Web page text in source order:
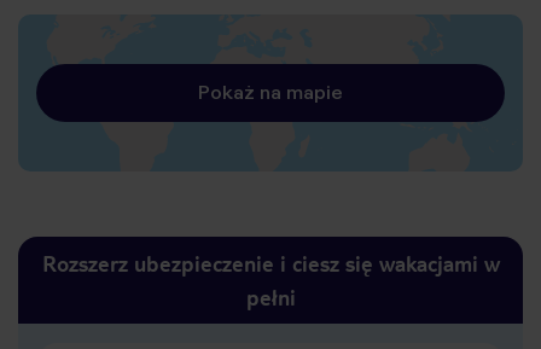
Pokaż na mapie
Rozszerz ubezpieczenie i ciesz się wakacjami w
pełni